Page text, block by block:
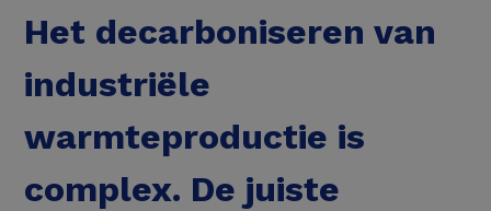
Het decarboniseren van
industriële
warmteproductie is
complex. De juiste